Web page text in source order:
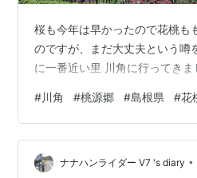
桜も今年は早かったので花桃も
のですが、まだ大丈夫という噂
に一番近い里 川角に行ってきま
#川角 #桃源郷 #島根県 #花
ナナハンライダー V7 's diary •